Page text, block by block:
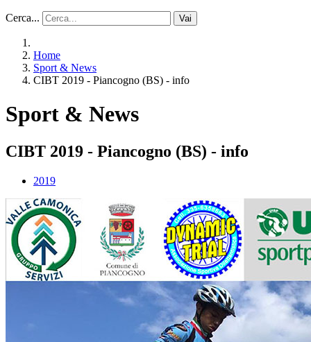
Cerca... Vai
Home
Sport & News
CIBT 2019 - Piancogno (BS) - info
Sport & News
CIBT 2019 - Piancogno (BS) - info
2019